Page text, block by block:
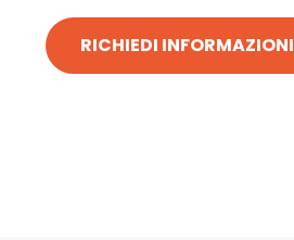
RICHIEDI INFORMAZIONI